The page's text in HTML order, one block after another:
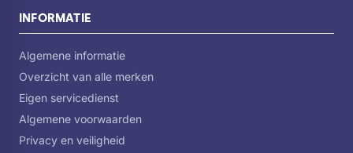
INFORMATIE
Algemene informatie
Overzicht van alle merken
Eigen servicedienst
Algemene voorwaarden
Privacy en veiligheid